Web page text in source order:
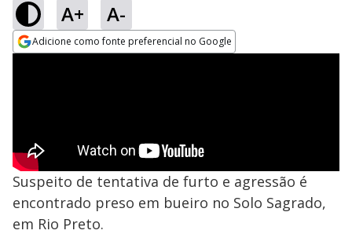
A+ A-
Adicione como fonte preferencial no Google
Suspeito de tentativa de furto e agressão é
encontrado preso em bueiro no Solo Sagrado,
em Rio Preto.